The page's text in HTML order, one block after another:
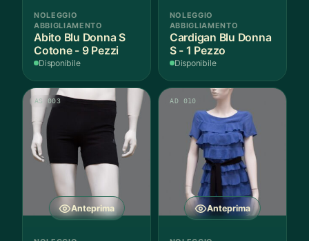
NOLEGGIO
ABBIGLIAMENTO
Abito Blu Donna S
Cotone - 9 Pezzi
Disponibile
NOLEGGIO
ABBIGLIAMENTO
Cardigan Blu Donna
S - 1 Pezzo
Disponibile
Anteprima
AS 003
Anteprima
AD 010